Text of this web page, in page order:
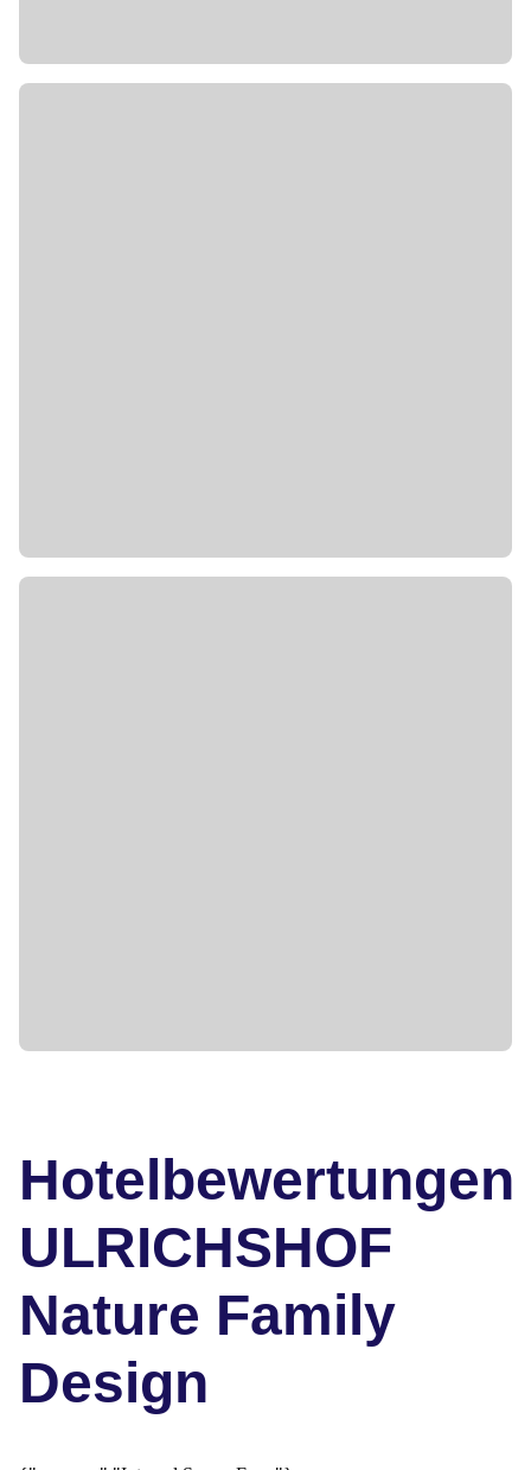
Hotelbewertungen
ULRICHSHOF
Nature Family
Design